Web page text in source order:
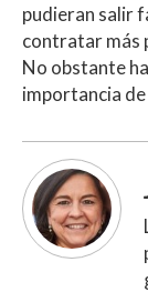
pudieran salir
contratar más
No obstante
importancia